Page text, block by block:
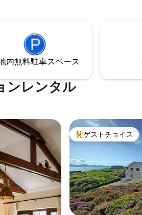
くつろぐのに
地のよい伝統
ケリーの絶好の
ネスプレッソマシン
付きパティオは、川
にリラックスするの
内無料駐⁠車ス⁠ペ⁠ー⁠ス
ンレンタル
す。 大好評のゲストチョ
ゲストチョイス